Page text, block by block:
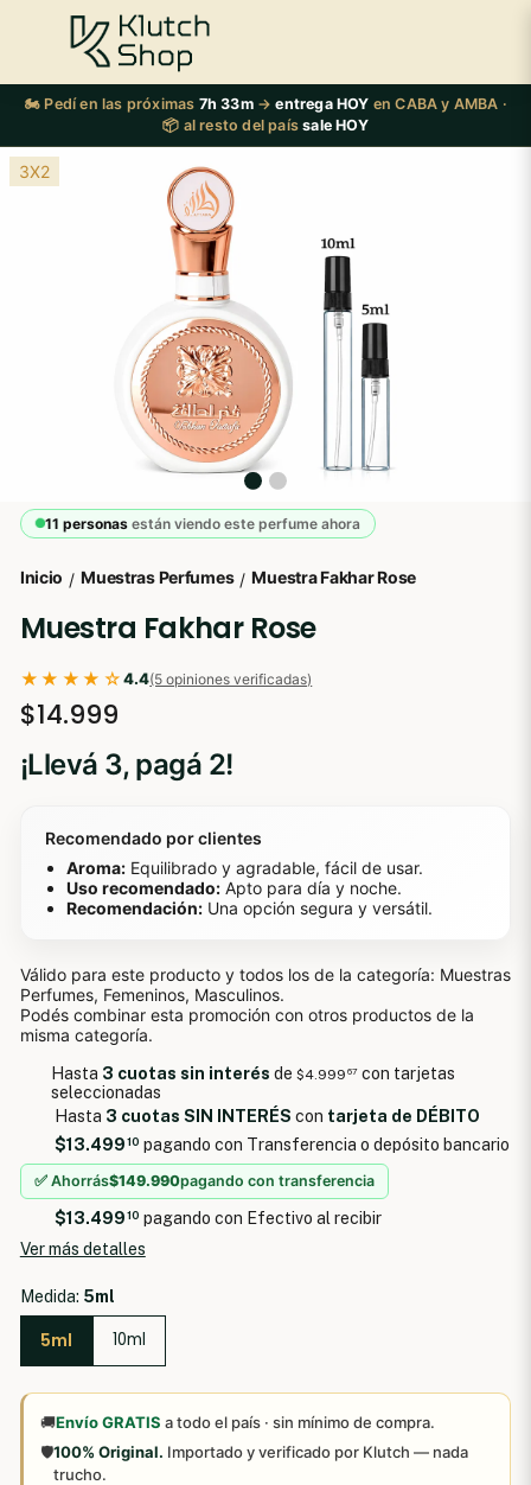
🏍️ Pedí en las próximas 7h 33m→entrega HOY en CABA y AMBA ·
📦 al resto del paíssale HOY
3X2
11 personasestán viendo este perfume ahora
Inicio / Muestras Perfumes / Muestra Fakhar Rose
Muestra Fakhar Rose
★★★★☆4.4(5 opiniones verificadas)
$14.999
¡Llevá 3, pagá 2!
Recomendado por clientes
Aroma:Equilibrado y agradable, fácil de usar.
Uso recomendado:Apto para día y noche.
Recomendación:Una opción segura y versátil.
Válido para este producto y todos los de la categoría: Muestras
Perfumes, Femeninos, Masculinos.
Podés combinar esta promoción con otros productos de la
misma categoría.
Hasta 3 cuotas sin interés de$4.999 67 con tarjetas
seleccionadas
Hasta 3 cuotas SIN INTERÉS con tarjeta de DÉBITO
$13.49910 pagando con Transferencia o depósito bancario
✅ Ahorrás$149.990pagando con transferencia
$13.49910 pagando con Efectivo al recibir
Ver más detalles
Medida: 5ml
5ml 10ml
🚚Envío GRATIS a todo el país · sin mínimo de compra.
🛡️100% Original. Importado y verificado por Klutch — nada
trucho.